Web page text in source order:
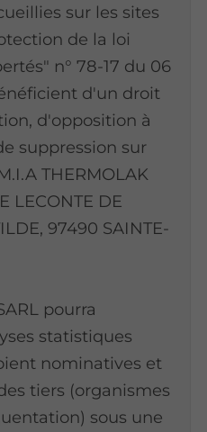
sur les sites
de la loi
n° 78-17 du 06
d'un droit
d'opposition à
suppression sur
THERMOLAK
LECONTE DE
97490 SAINTE-
pourra
statistiques
nominatives et
tiers (organismes
sous une